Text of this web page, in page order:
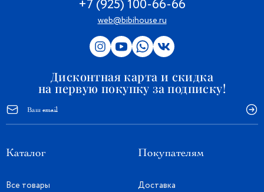
+7 (925) 100-66-66
web@bibihouse.ru
Дисконтная карта и скидка
на первую покупку за подписку!
Каталог
Все товары
Покупателям
Доставка